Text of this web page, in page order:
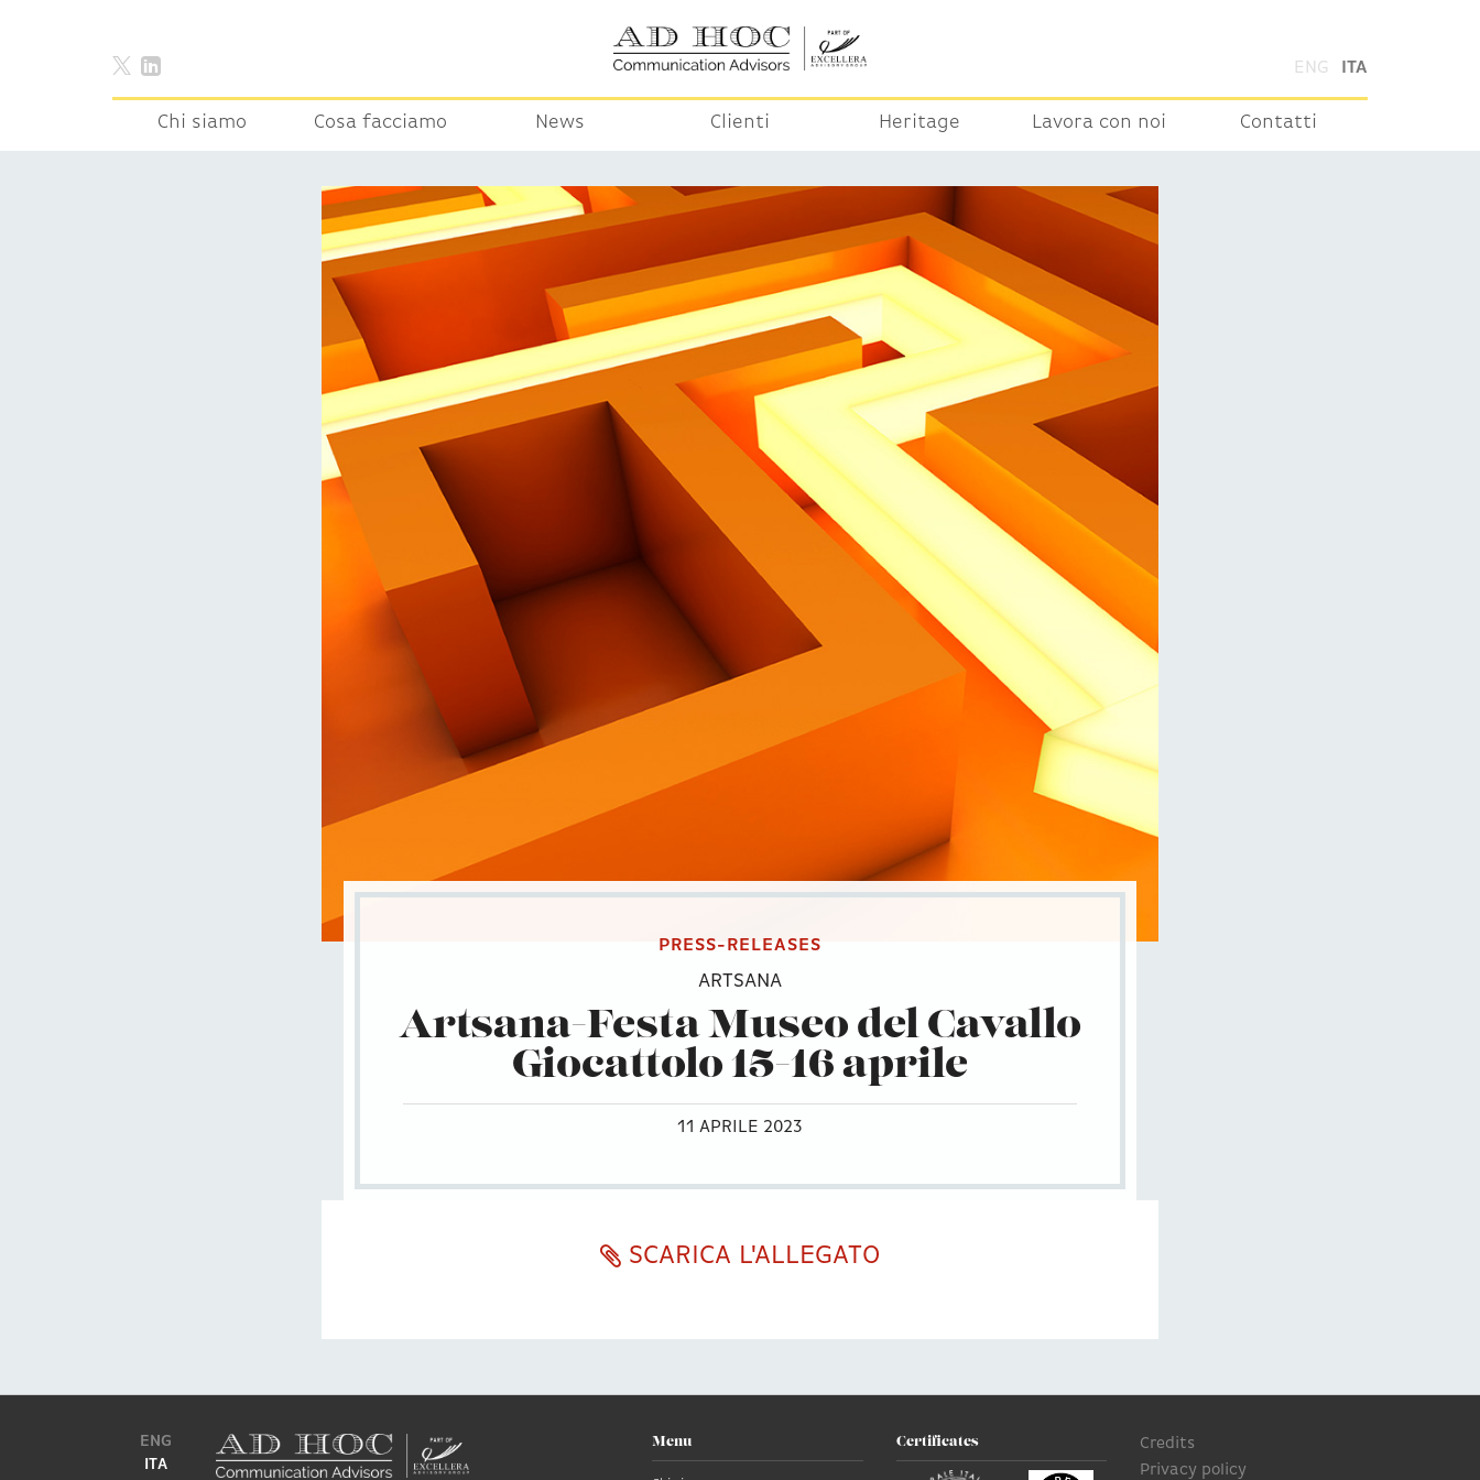
ENG ITA
Chi siamo Cosa facciamo News Clienti Heritage Lavora con noi Contatti
PRESS-RELEASES
ARTSANA
Artsana-Festa Museo del Cavallo
Giocattolo 15-16 aprile
11 APRILE 2023
SCARICA L'ALLEGATO
ENG
ITA
Menu Certificates
Credits
Privacy policy